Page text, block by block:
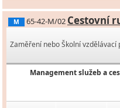
M 65-42-M/02 Cestovní
Zaměření nebo Školní vzdělávací
Management služeb a